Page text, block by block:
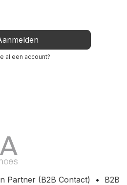
al een account?
Partner (B2B Contact) • B2B